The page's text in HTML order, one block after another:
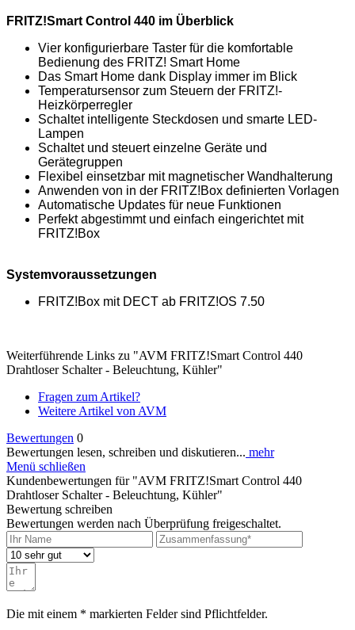
FRITZ!Smart Control 440 im Überblick
Vier konfigurierbare Taster für die komfortable
Bedienung des FRITZ! Smart Home
Das Smart Home dank Display immer im Blick
Temperatursensor zum Steuern der FRITZ!-
Heizkörperregler
Schaltet intelligente Steckdosen und smarte LED-
Lampen
Schaltet und steuert einzelne Geräte und
Gerätegruppen
Flexibel einsetzbar mit magnetischer Wandhalterung
Anwenden von in der FRITZ!Box definierten Vorlagen
Automatische Updates für neue Funktionen
Perfekt abgestimmt und einfach eingerichtet mit
FRITZ!Box
Systemvoraussetzungen
FRITZ!Box mit DECT ab FRITZ!OS 7.50
Weiterführende Links zu "AVM FRITZ!Smart Control 440
Drahtloser Schalter - Beleuchtung, Kühler"
Fragen zum Artikel?
Weitere Artikel von AVM
Bewertungen 0
Bewertungen lesen, schreiben und diskutieren... mehr
Menü schließen
Kundenbewertungen für "AVM FRITZ!Smart Control 440
Drahtloser Schalter - Beleuchtung, Kühler"
Bewertung schreiben
Bewertungen werden nach Überprüfung freigeschaltet.
Die mit einem * markierten Felder sind Pflichtfelder.